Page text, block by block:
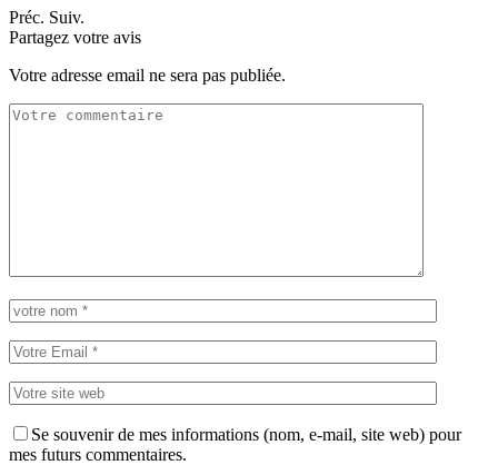
Préc. Suiv.
Partagez votre avis
Votre adresse email ne sera pas publiée.
Se souvenir de mes informations (nom, e-mail, site web) pour
mes futurs commentaires.